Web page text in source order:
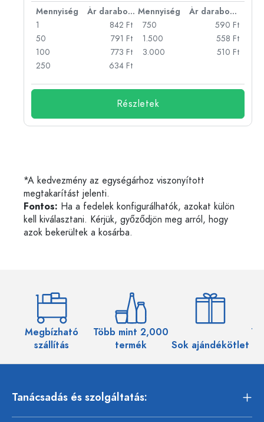
Mennyiség Ár darabonként Mennyiség
Ár darabonként
1
842 Ft
50
791 Ft
100
773 Ft
250
634 Ft
750
590 Ft
1.500
558 Ft
3.000
510 Ft
Részletek
*A kedvezmény az egységárhoz viszonyított
megtakarítást jelenti.
Fontos: Ha a fedelek konfigurálhatók, azokat külön
kell kiválasztani. Kérjük, győződjön meg arról, hogy
azok bekerültek a kosárba.
Megbízható
szállítás
Több mint 2,000
termék
Sok ajándékötlet
Tanácsadás és szolgáltatás: